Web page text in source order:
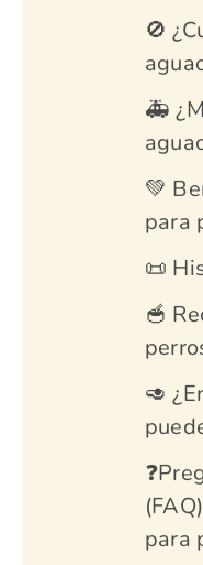
🚫
🚑
💚
para
📜
🥣
🥑
para